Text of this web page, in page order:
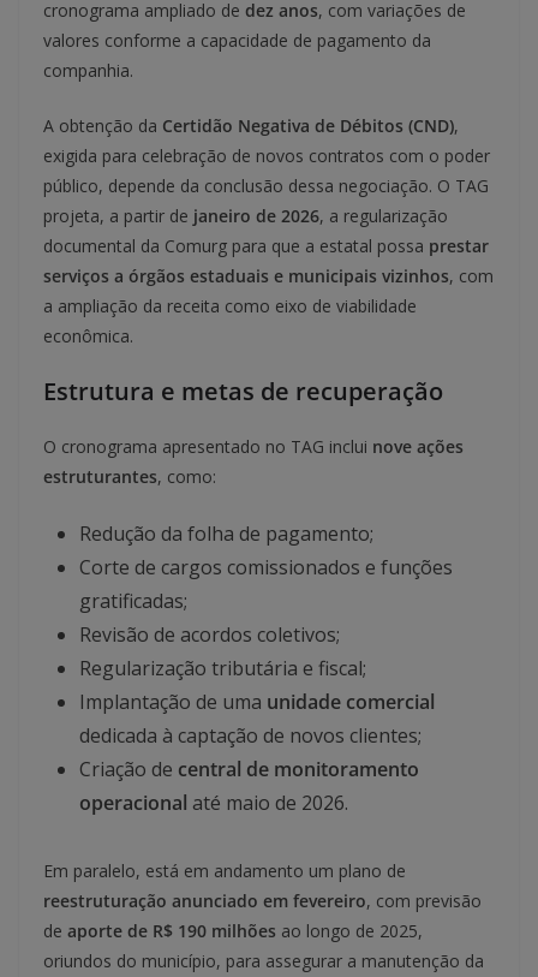
cronograma ampliado de dez anos, com variações de
valores conforme a capacidade de pagamento da
companhia.
A obtenção da Certidão Negativa de Débitos (CND),
exigida para celebração de novos contratos com o poder
público, depende da conclusão dessa negociação. O TAG
projeta, a partir de janeiro de 2026, a regularização
documental da Comurg para que a estatal possa prestar
serviços a órgãos estaduais e municipais vizinhos, com
a ampliação da receita como eixo de viabilidade
econômica.
Estrutura e metas de recuperação
O cronograma apresentado no TAG inclui nove ações
estruturantes, como:
Redução da folha de pagamento;
Corte de cargos comissionados e funções
gratificadas;
Revisão de acordos coletivos;
Regularização tributária e fiscal;
Implantação de uma unidade comercial
dedicada à captação de novos clientes;
Criação de central de monitoramento
operacional até maio de 2026.
Em paralelo, está em andamento um plano de
reestruturação anunciado em fevereiro, com previsão
de aporte de R$ 190 milhões ao longo de 2025,
oriundos do município, para assegurar a manutenção da